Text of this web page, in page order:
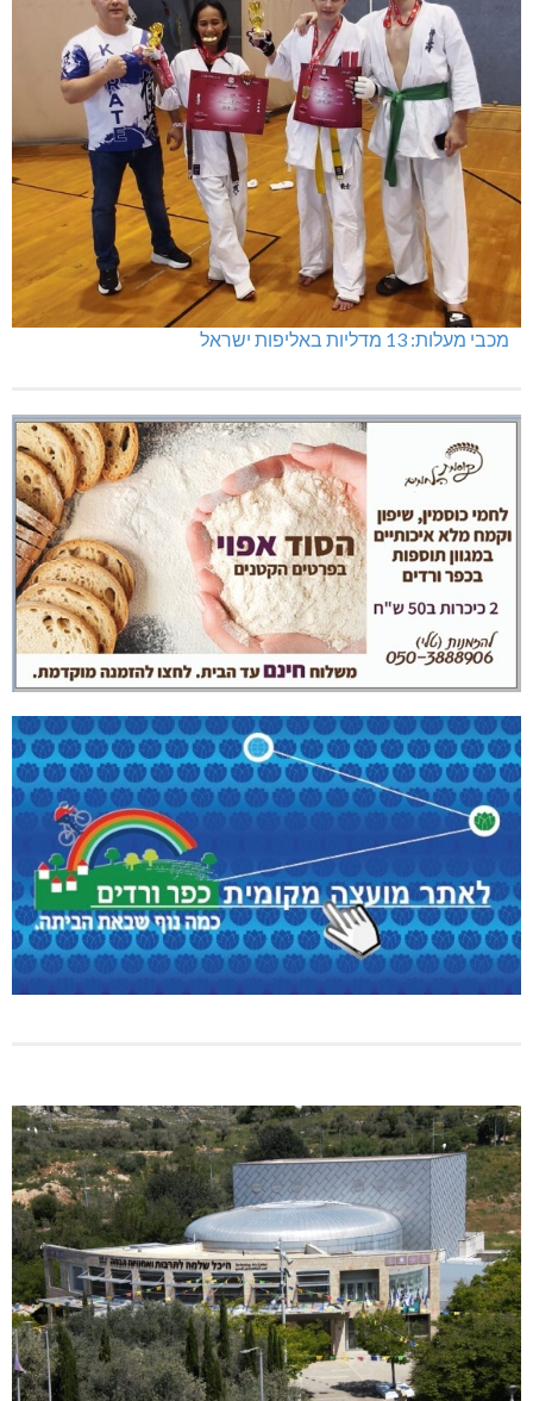
מכבי מעלות: 13 מדליות באליפות ישראל